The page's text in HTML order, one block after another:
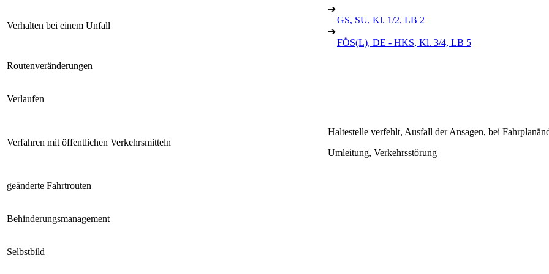
Verhalten bei einem Unfall
➔
GS, SU, Kl. 1/2, LB 2
➔
FÖS(L), DE - HKS, Kl. 3/4, LB 5
Routenveränderungen
Verlaufen
Verfahren mit öffentlichen Verkehrsmitteln
Haltestelle verfehlt, Ausfall der Ansagen, bei
Umleitung, Verkehrsstörung
geänderte Fahrtrouten
Behinderungsmanagement
Selbstbild